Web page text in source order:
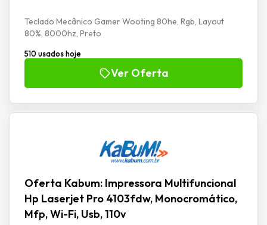
Teclado Mecânico Gamer Wooting 80he, Rgb, Layout
80%, 8000hz, Preto
510 usados hoje
Ver Oferta
Oferta Kabum: Impressora Multifuncional
Hp Laserjet Pro 4103fdw, Monocromático,
Mfp, Wi-Fi, Usb, 110v